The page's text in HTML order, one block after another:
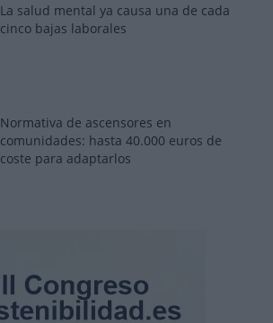
La salud mental ya causa una de cada
cinco bajas laborales
Normativa de ascensores en
comunidades: hasta 40.000 euros de
coste para adaptarlos